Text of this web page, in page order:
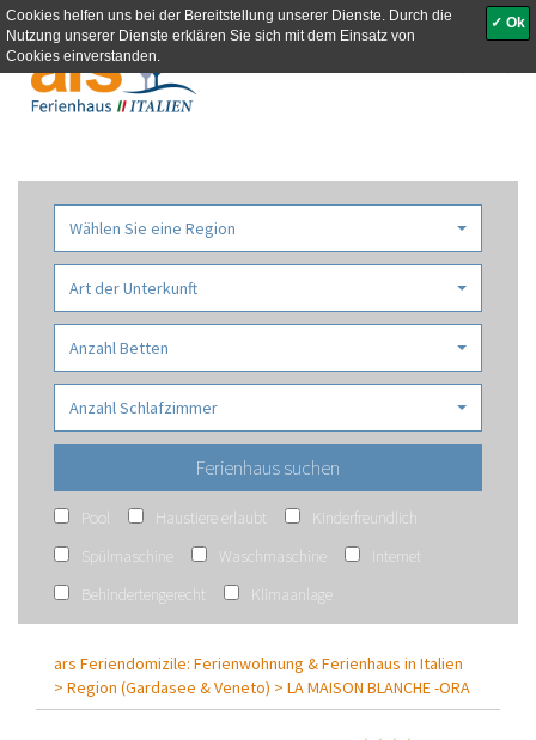
Cookies helfen uns bei der Bereitstellung unserer Dienste. Durch die
Nutzung unserer Dienste erklären Sie sich mit dem Einsatz von
Cookies einverstanden.
✓ Ok
Wählen Sie eine Region
Art der Unterkunft
Anzahl Betten
Anzahl Schlafzimmer
Pool Haustiere erlaubt
Kinderfreundlich
Spülmaschine
Waschmaschine
Internet
Behindertengerecht
Klimaanlage
ars Feriendomizile: Ferienwohnung & Ferienhaus in Italien
> Region (Gardasee & Veneto) > LA MAISON BLANCHE -ORA